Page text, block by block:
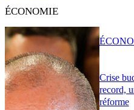
ÉCONOMIE
Crise
record,
réforme